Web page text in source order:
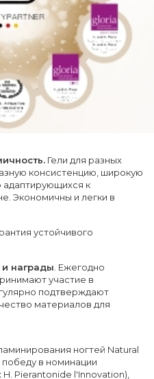
Гели для разных
консистенцию, широкую
адаптирующихся к
Экономичны и легки в
устойчивого
награды. Ежегодно
участие в
подтверждают
материалов для
ногтей Natural
в номинации
Pierantonide l'Innovation),